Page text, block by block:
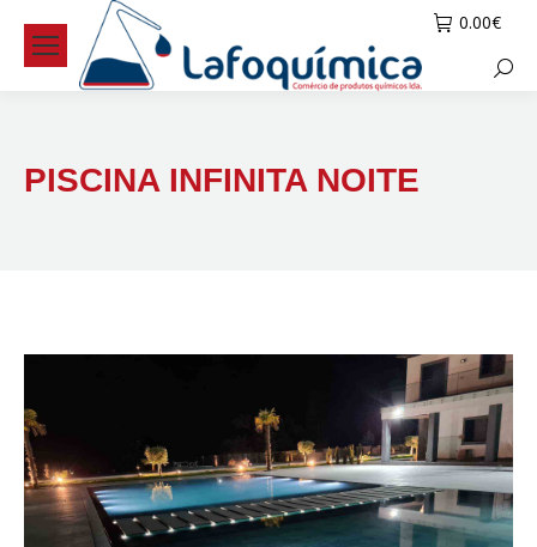
0.00€
PISCINA INFINITA NOITE